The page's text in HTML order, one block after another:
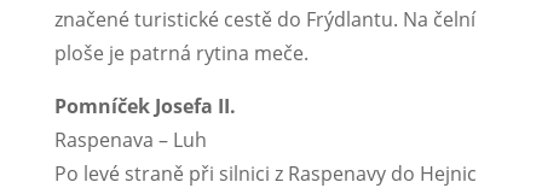
značené turistické cestě do Frýdlantu. Na čelní
ploše je patrná rytina meče.
Pomníček Josefa II.
Raspenava – Luh
Po levé straně při silnici z Raspenavy do Hejnic